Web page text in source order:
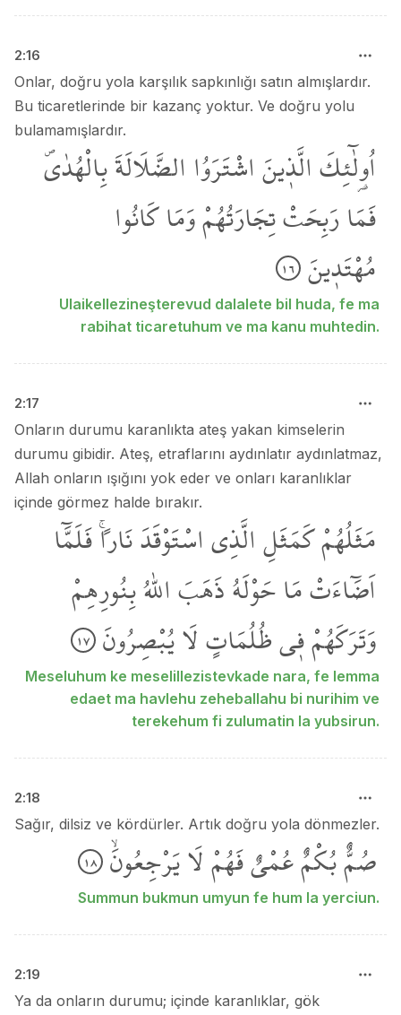
2:16
Onlar, doğru yola karşılık sapkınlığı satın almışlardır.
Bu ticaretlerinde bir kazanç yoktur. Ve doğru yolu
bulamamışlardır.
اُو۬لٰٓئِكَالَّذ۪ينَاشْتَرَوُا الضَّلَالَةَبِالْهُدٰىۖ
فَمَارَبِحَتْتِجَارَتُهُمْوَمَاكَانُوا
مُهْتَد۪ينَ ١٦
Ulaikellezineşterevud dalalete bil huda, fe ma
rabihat ticaretuhum ve ma kanu muhtedin.
2:17
Onların durumu karanlıkta ateş yakan kimselerin
durumu gibidir. Ateş, etraflarını aydınlatır aydınlatmaz,
Allah onların ışığını yok eder ve onları karanlıklar
içinde görmez halde bırakır.
مَثَلُهُمْكَمَثَلِالَّذِياسْتَوْقَدَنَاراًۚفَلَمَّٓا
اَضَٓاءَتْمَاحَوْلَهُذَهَبَاللّٰهُبِنُورِهِمْ
وَتَرَكَهُمْف۪يظُلُمَاتٍلَايُبْصِرُونَ ١٧
Meseluhum ke meselillezistevkade nara, fe lemma
edaet ma havlehu zeheballahu bi nurihim ve
terekehum fi zulumatin la yubsirun.
2:18
Sağır, dilsiz ve kördürler. Artık doğru yola dönmezler.
صُمٌّبُكْمٌعُمْيٌفَهُمْلَايَرْجِعُونَۙ ١٨
Summun bukmun umyun fe hum la yerciun.
2:19
Ya da onların durumu; içinde karanlıklar, gök